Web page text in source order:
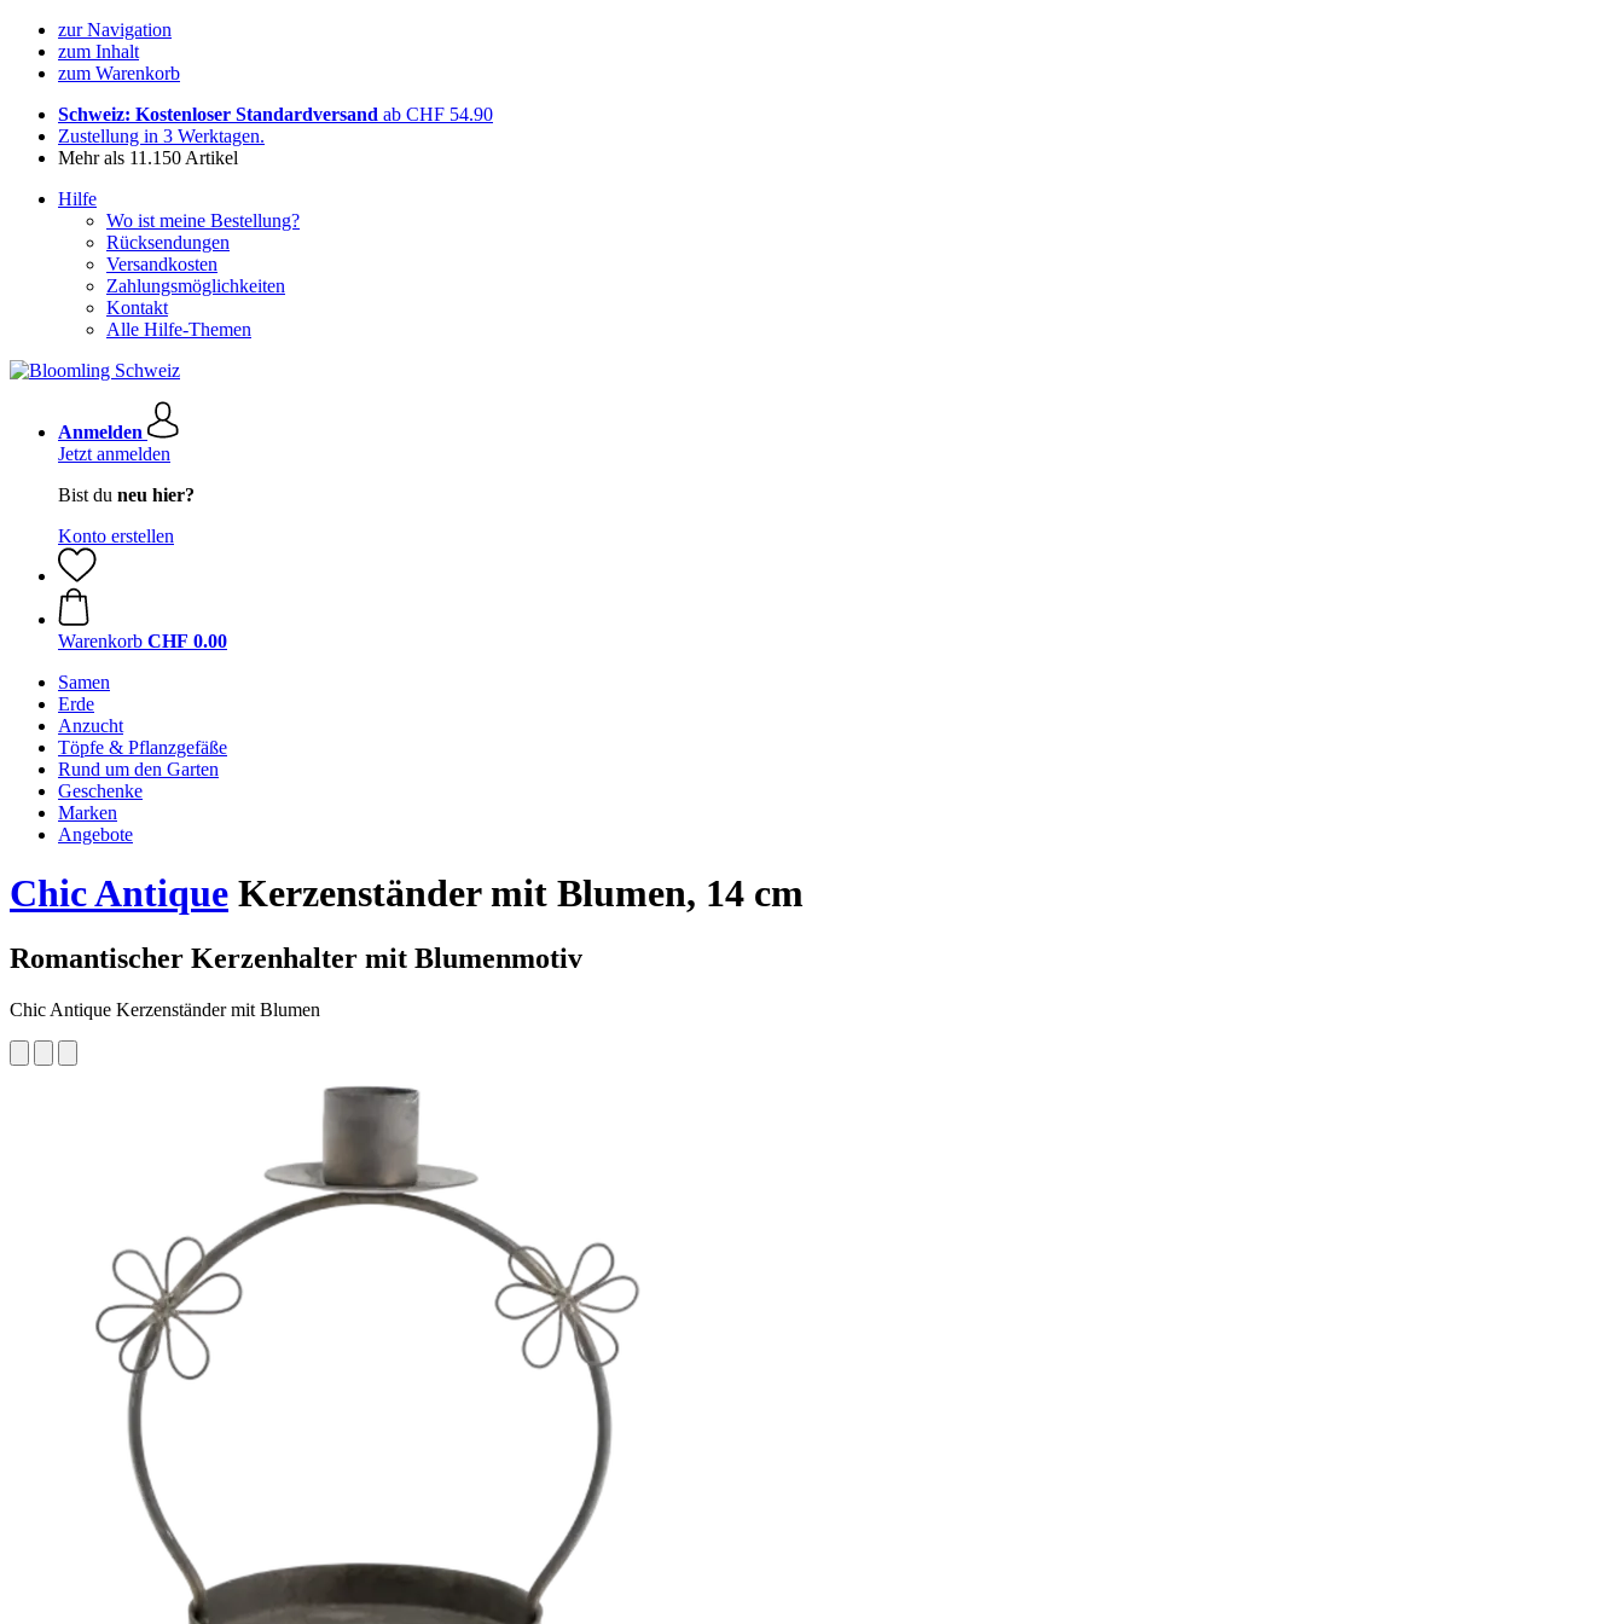
zur Navigation
zum Inhalt
zum Warenkorb
Schweiz: Kostenloser Standardversand ab CHF 54.90
Zustellung in 3 Werktagen.
Mehr als 11.150 Artikel
Hilfe
Wo ist meine Bestellung?
Rücksendungen
Versandkosten
Zahlungsmöglichkeiten
Kontakt
Alle Hilfe-Themen
Anmelden
Jetzt anmelden
Bist du neu hier?
Konto erstellen
Warenkorb CHF 0.00
Samen
Erde
Anzucht
Töpfe & Pflanzgefäße
Rund um den Garten
Geschenke
Marken
Angebote
Chic Antique Kerzenständer mit Blumen, 14 cm
Romantischer Kerzenhalter mit Blumenmotiv
Chic Antique Kerzenständer mit Blumen